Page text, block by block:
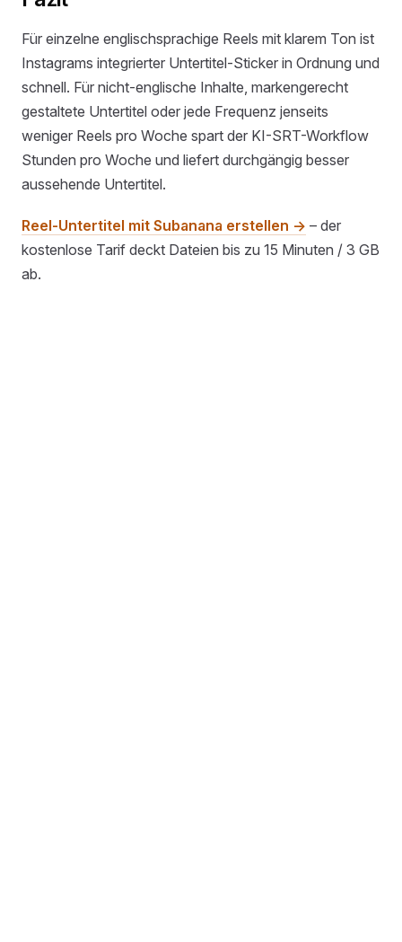
Für einzelne englischsprachige Reels mit klarem Ton ist
Instagrams integrierter Untertitel-Sticker in Ordnung und
schnell. Für nicht-englische Inhalte, markengerecht
gestaltete Untertitel oder jede Frequenz jenseits
weniger Reels pro Woche spart der KI-SRT-Workflow
Stunden pro Woche und liefert durchgängig besser
aussehende Untertitel.
Reel-Untertitel mit Subanana erstellen → – der
kostenlose Tarif deckt Dateien bis zu 15 Minuten / 3 GB
ab.